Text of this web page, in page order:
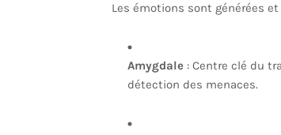
Les émotions sont générées
Amygdale: Centre clé du
détection des menaces.